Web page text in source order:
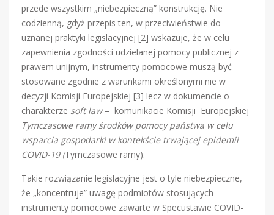
przede wszystkim „niebezpieczną” konstrukcję. Nie
codzienną, gdyż przepis ten, w przeciwieństwie do
uznanej praktyki legislacyjnej [2] wskazuje, że w celu
zapewnienia zgodności udzielanej pomocy publicznej z
prawem unijnym, instrumenty pomocowe muszą być
stosowane zgodnie z warunkami określonymi nie w
decyzji Komisji Europejskiej [3] lecz w dokumencie o
charakterze soft law– komunikacie Komisji Europejskiej
Tymczasowe ramy środków pomocy państwa w celu
wsparcia gospodarki w kontekście trwającej epidemii
COVID-19 (Tymczasowe ramy).
Takie rozwiązanie legislacyjne jest o tyle niebezpieczne,
że „koncentruje” uwagę podmiotów stosujących
instrumenty pomocowe zawarte w Specustawie COVID-